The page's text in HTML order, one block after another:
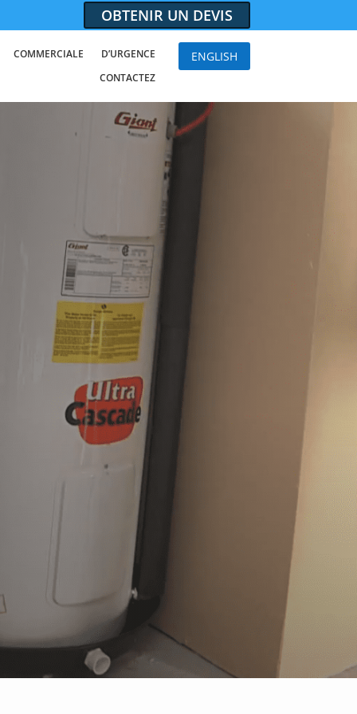
OBTENIR UN DEVIS
COMMERCIALE
D’URGENCE
CONTACTEZ
ENGLISH